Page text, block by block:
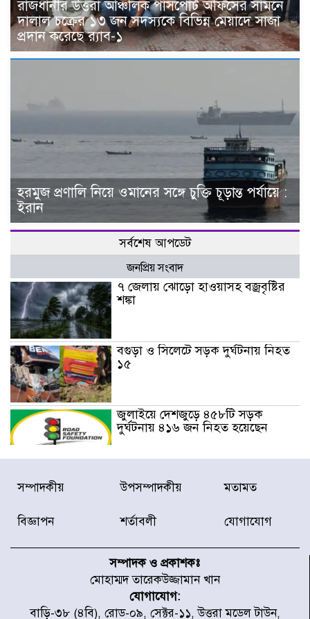
রাজধানীর উত্তরা আঞ্চলিক পাসপোর্ট অফিসের সামনে
দালাল চক্রের ১৩ জন সদস্যকে বিভিন্ন মেয়াদে সাজা
প্রদান করেছে র‌্যাব-১
হরমুজ প্রণালি নিয়ে ওমানের সঙ্গে চুক্তি চূড়ান্ত পর্যায়ে :
ইরান
সর্বশেষ আপডেট
জনপ্রিয় সংবাদ
৭ জেলায় ঝোড়ো হাওয়াসহ বজ্রবৃষ্টির
শঙ্কা
বগুড়া ও সিলেটে সড়ক দুর্ঘটনায় নিহত
১৫
জুলাইয়ে দেশজুড়ে ৪৫৮টি সড়ক
দুর্ঘটনায় ৪১৬ জন নিহত হয়েছেন
হারিয়ে যাওয়া শিশুকে পরিবারের কাছে
ফিরিয়ে প্রশংসায় ভাসছেন খিলক্ষেত
স্মৃতি জাদুঘর
রাজধানীর উত্তরা আঞ্চলিক পাসপোর্ট
সম্পাদকীয় উপসম্পাদকীয় মতামত
বিজ্ঞাপন শর্তাবলী যোগাযোগ
সম্পাদক ও প্রকাশকঃ
মোহাম্মদ তারেকউজ্জামান খান
যোগাযোগ:
বাড়ি-৩৮ (৪বি), রোড-০৯, সেক্টর-১১, উত্তরা মডেল টাউন,